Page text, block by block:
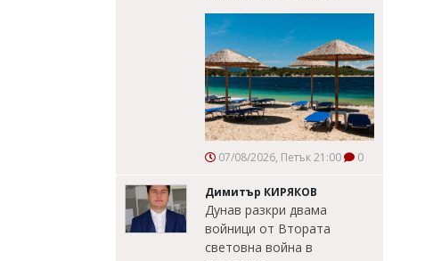
07/08/2026, Петък 21:00 0
Димитър КИРЯКОВ
Дунав разкри двама
войници от Втората
световна война в